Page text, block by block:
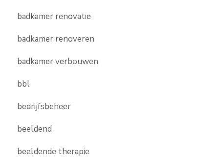
badkamer renovatie
badkamer renoveren
badkamer verbouwen
bbl
bedrijfsbeheer
beeldend
beeldende therapie